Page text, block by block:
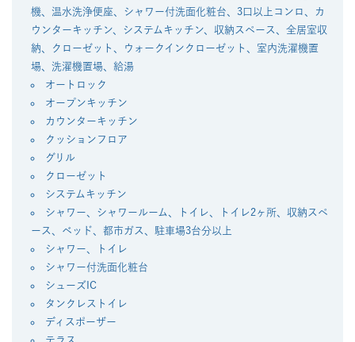
機、温水洗浄便座、シャワー付洗面化粧台、3口以上コンロ、カ
ウンターキッチン、システムキッチン、収納スペース、全居室収
納、クローゼット、ウォークインクローゼット、室内洗濯機置
場、洗濯機置場、給湯
オートロック
オープンキッチン
カウンターキッチン
クッションフロア
グリル
クローゼット
システムキッチン
シャワー、シャワールーム、トイレ、トイレ2ヶ所、収納スペ
ース、ベッド、都市ガス、駐車場3台分以上
シャワー、トイレ
シャワー付洗面化粧台
シューズIC
タンクレストイレ
ディスポーザー